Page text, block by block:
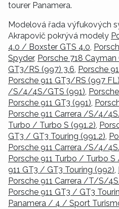
tourer Panamera.
Modelová řada výfukových
Akrapovič pokrývá modely
4.0 / Boxster GTS 4.0,
Spyder, Porsche 718 Cayman
GT3/RS (997) 3.6, Porsche
Porsche 911 GT3/RS (997
/S/4/4S/GTS (991),
Porsche 911 GT3 (991),
Porsche 911 Carrera /S/4/
Turbo / Turbo S (991.2),
GT3 / GT3 Touring (991.2),
Porsche 911 Carrera /S/4/
Porsche 911 Turbo / Turbo
911 GT3 / GT3 Touring (992),
Porsche 911 Carrera /T/S/
Porsche 911 GT3 / GT3
Panamera / 4 / Sport